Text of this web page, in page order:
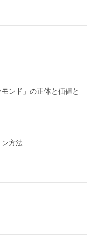
ンド」の正体と価値と
方法